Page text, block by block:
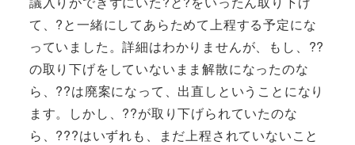
て、?と一緒にしてあらためて上程する予定にな
っていました。詳細はわかりませんが、もし、??
の取り下げをしていないまま解散になったのな
ら、??は廃案になって、出直しということになり
ます。しかし、??が取り下げられていたのな
ら、???はいずれも、まだ上程されていないこと